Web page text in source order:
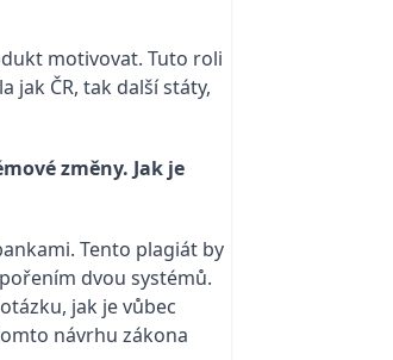
motivovat. Tuto roli
jak ČR, tak další státy,
změny. Jak je
Tento pla­giát by
dvou systémů.
jak je vůbec
návrhu zákona